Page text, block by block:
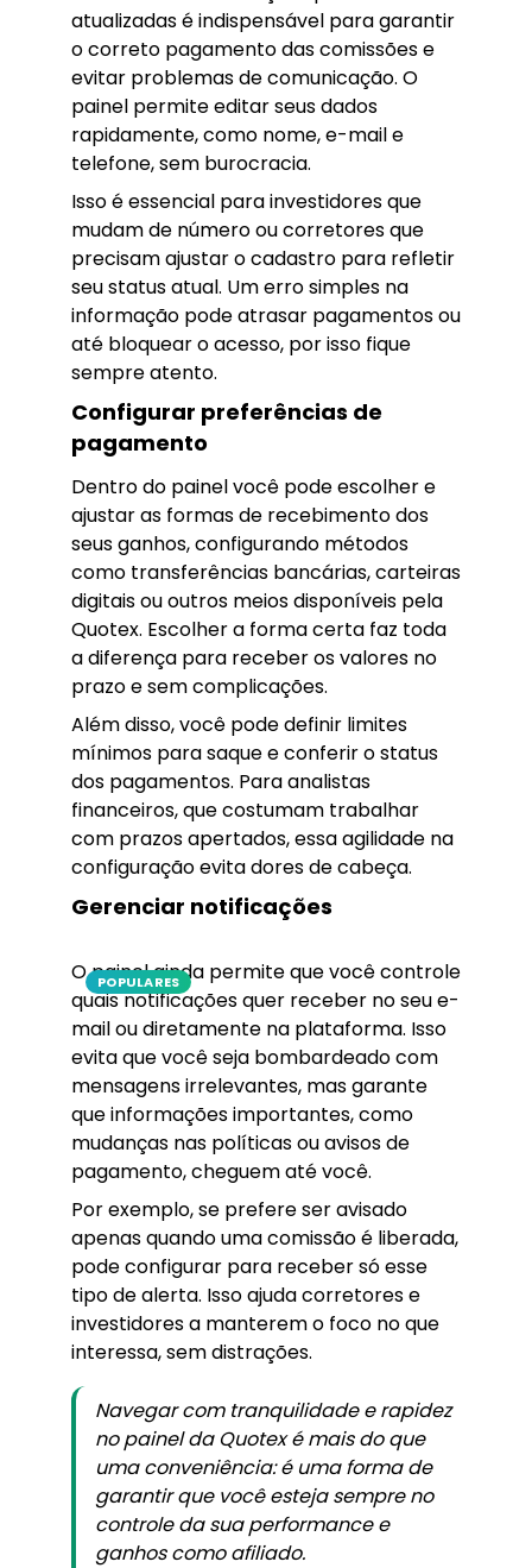
atualizadas é indispensável para garantir
o correto pagamento das comissões e
evitar problemas de comunicação. O
painel permite editar seus dados
rapidamente, como nome, e-mail e
telefone, sem burocracia.
Isso é essencial para investidores que
mudam de número ou corretores que
precisam ajustar o cadastro para refletir
seu status atual. Um erro simples na
informação pode atrasar pagamentos ou
até bloquear o acesso, por isso fique
sempre atento.
Configurar preferências de
pagamento
Dentro do painel você pode escolher e
ajustar as formas de recebimento dos
seus ganhos, configurando métodos
como transferências bancárias, carteiras
digitais ou outros meios disponíveis pela
Quotex. Escolher a forma certa faz toda
a diferença para receber os valores no
prazo e sem complicações.
Além disso, você pode definir limites
mínimos para saque e conferir o status
dos pagamentos. Para analistas
financeiros, que costumam trabalhar
com prazos apertados, essa agilidade na
configuração evita dores de cabeça.
Gerenciar notificações
POPULARES
O painel ainda permite que você controle
quais notificações quer receber no seu e-
mail ou diretamente na plataforma. Isso
evita que você seja bombardeado com
mensagens irrelevantes, mas garante
que informações importantes, como
mudanças nas políticas ou avisos de
pagamento, cheguem até você.
Por exemplo, se prefere ser avisado
apenas quando uma comissão é liberada,
pode configurar para receber só esse
tipo de alerta. Isso ajuda corretores e
investidores a manterem o foco no que
interessa, sem distrações.
Navegar com tranquilidade e rapidez
no painel da Quotex é mais do que
uma conveniência: é uma forma de
garantir que você esteja sempre no
controle da sua performance e
ganhos como afiliado.